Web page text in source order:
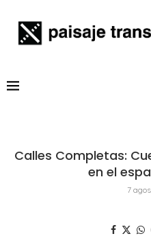
Calles Completas:
en el
7